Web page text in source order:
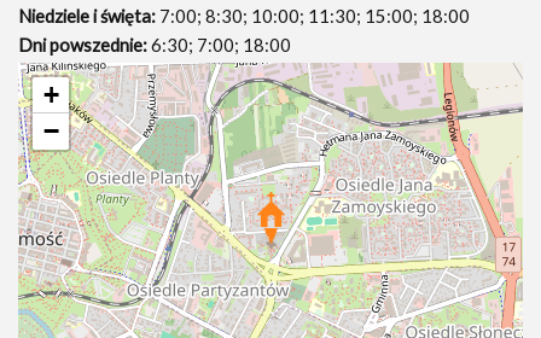
Niedziele i święta: 7:00; 8:30; 10:00; 11:30; 15:00; 18:00
Dni powszednie:6:30; 7:00; 18:00
+
−